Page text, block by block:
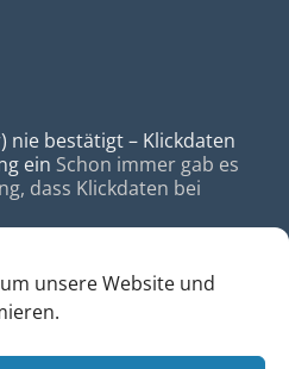
unsere Website und
bestätigt – Klickdaten
ein Schon immer gab es
dass Klickdaten bei